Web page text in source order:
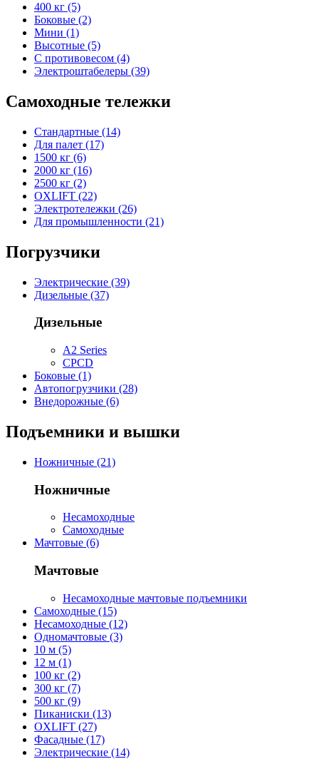
400 кг (5)
Боковые (2)
Мини (1)
Высотные (5)
С противовесом (4)
Электроштабелеры (39)
Самоходные тележки
Стандартные (14)
Для палет (17)
1500 кг (6)
2000 кг (16)
2500 кг (2)
OXLIFT (22)
Электротележки (26)
Для промышленности (21)
Погрузчики
Электрические (39)
Дизельные (37)
Дизельные
A2 Series
CPCD
Боковые (1)
Автопогрузчики (28)
Внедорожные (6)
Подъемники и вышки
Ножничные (21)
Ножничные
Несамоходные
Самоходные
Мачтовые (6)
Мачтовые
Несамоходные мачтовые подъемники
Самоходные (15)
Несамоходные (12)
Одномачтовые (3)
10 м (5)
12 м (1)
100 кг (2)
300 кг (7)
500 кг (9)
Пиканиски (13)
OXLIFT (27)
Фасадные (17)
Электрические (14)